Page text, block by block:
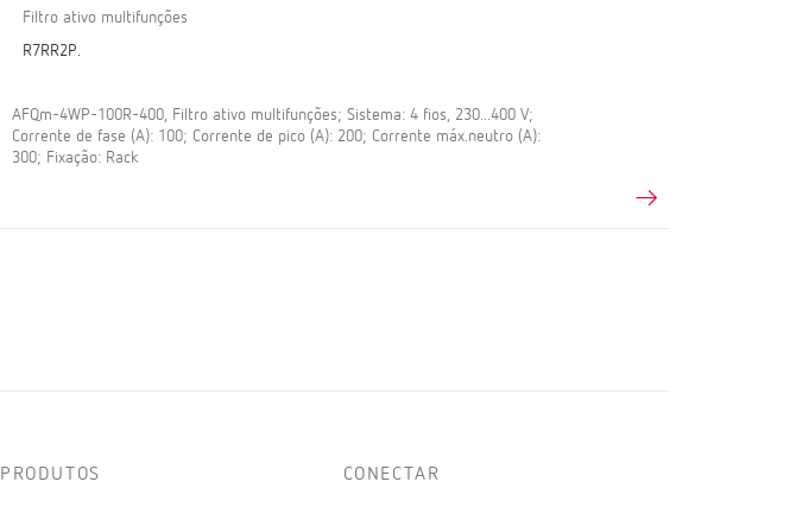
Filtro ativo multifunções
R7RR2P.
AFQm-4WP-100R-400, Filtro ativo multifunções; Sistema: 4 fios, 230...400 V;
Corrente de fase (A): 100; Corrente de pico (A): 200; Corrente máx.neutro (A):
300; Fixação: Rack
PRODUTOS CONECTAR